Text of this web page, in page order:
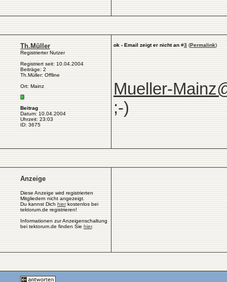
Th.Müller
Registrierter Nutzer
Registriert seit: 10.04.2004
Beiträge: 2
Th.Müller: Offline
Ort: Mainz
Beitrag
Datum: 10.04.2004
Uhrzeit: 23:03
ID: 3675
ok - Email zeigt er nicht an #3 (Permalink)
Mueller-
;-)
Anzeige
Diese Anzeige wird registrierten
Mitgliedern nicht angezeigt.
Du kannst Dich hierkostenlos bei
tektorum.de registrieren!
Informationen zur Anzeigenschaltung
bei tektorum.de finden Sie hier.